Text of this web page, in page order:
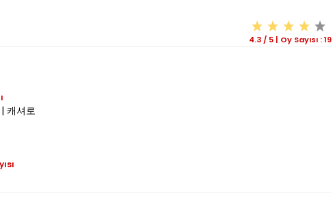
4.3 / 5 | Oy Sayısı :19
캐셔로